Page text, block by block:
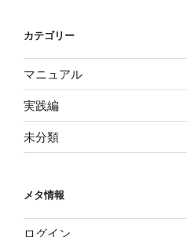
カテゴリー
マニュアル
実践編
未分類
メタ情報
ログイン